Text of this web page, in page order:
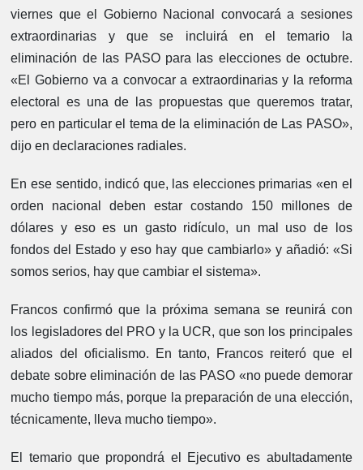
viernes que el Gobierno Nacional convocará a sesiones
extraordinarias y que se incluirá en el temario la
eliminación de las PASO para las elecciones de octubre.
«El Gobierno va a convocar a extraordinarias y la reforma
electoral es una de las propuestas que queremos tratar,
pero en particular el tema de la eliminación de Las PASO»,
dijo en declaraciones radiales.
En ese sentido, indicó que, las elecciones primarias «en el
orden nacional deben estar costando 150 millones de
dólares y eso es un gasto ridículo, un mal uso de los
fondos del Estado y eso hay que cambiarlo» y añadió: «Si
somos serios, hay que cambiar el sistema».
Francos confirmó que la próxima semana se reunirá con
los legisladores del PRO y la UCR, que son los principales
aliados del oficialismo. En tanto, Francos reiteró que el
debate sobre eliminación de las PASO «no puede demorar
mucho tiempo más, porque la preparación de una elección,
técnicamente, lleva mucho tiempo».
El temario que propondrá el Ejecutivo es abultadamente